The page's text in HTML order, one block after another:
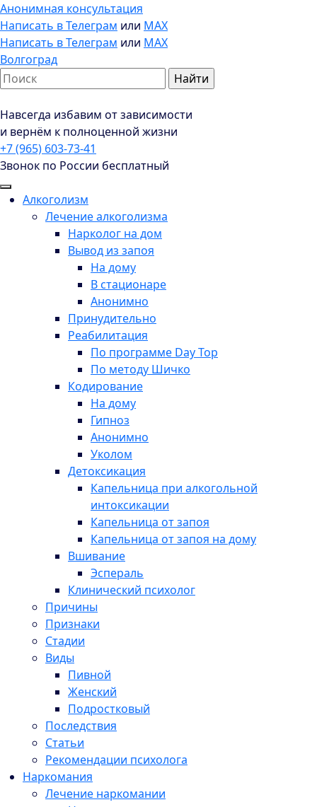
Анонимная консультация
Написать в Телеграм или MAX
Написать в Телеграм или MAX
Волгоград
Навсегда избавим от зависимости
и вернём к полноценной жизни
+7 (965) 603-73-41
Звонок по России бесплатный
Алкоголизм
Лечение алкоголизма
Нарколог на дом
Вывод из запоя
На дому
В стационаре
Анонимно
Принудительно
Реабилитация
По программе Day Top
По методу Шичко
Кодирование
На дому
Гипноз
Анонимно
Уколом
Детоксикация
Капельница при алкогольной
интоксикации
Капельница от запоя
Капельница от запоя на дому
Вшивание
Эспераль
Клинический психолог
Причины
Признаки
Стадии
Виды
Пивной
Женский
Подростковый
Последствия
Статьи
Рекомендации психолога
Наркомания
Лечение наркомании